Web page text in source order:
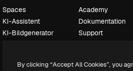
Spaces
KI-Assistent
KI-Bildgenerator
Stimmengenerator
Academy
Dokumentation
Support
Originale Neu
By clicking “Accept All Cookies”, you